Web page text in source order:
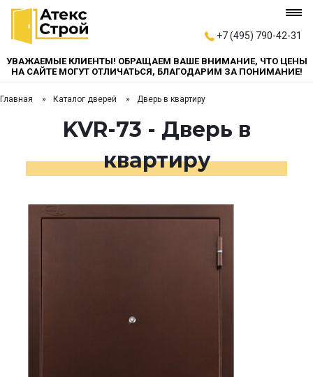
+7 (495) 790-42-31
УВАЖАЕМЫЕ КЛИЕНТЫ! ОБРАЩАЕМ ВАШЕ ВНИМАНИЕ, ЧТО ЦЕНЫ
НА САЙТЕ МОГУТ ОТЛИЧАТЬСЯ, БЛАГОДАРИМ ЗА ПОНИМАНИЕ!
Главная Каталог дверей Дверь в квартиру
KVR-73 - Дверь в
квартиру